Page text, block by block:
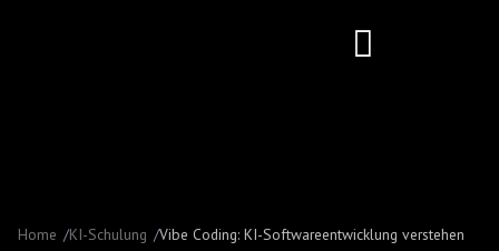
Home KI-Schulung Vibe Coding: KI-Softwareentwicklung verstehen